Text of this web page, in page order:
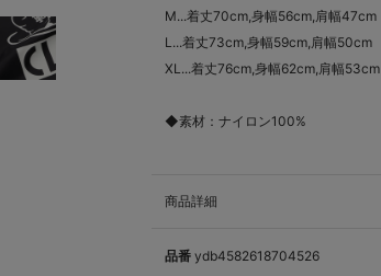
M...着丈70cm,身幅56cm,肩幅47cm
L...着丈73cm,身幅59cm,肩幅50cm
XL...着丈76cm,身幅62cm,肩幅53cm
◆素材：ナイロン100%
商品詳細
品番 ydb4582618704526